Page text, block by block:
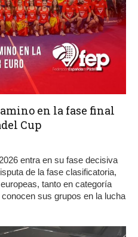
en la fase final
Cup
entra en su fase decisiva
de la fase clasificatoria,
tanto en categoría
sus grupos en la lucha